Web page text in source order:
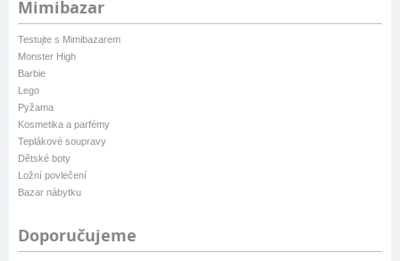
Mimibazar
Testujte s Mimibazarem
Monster High
Barbie
Lego
Pyžama
Kosmetika a parfémy
Teplákové soupravy
Dětské boty
Ložní povlečení
Bazar nábytku
Doporučujeme